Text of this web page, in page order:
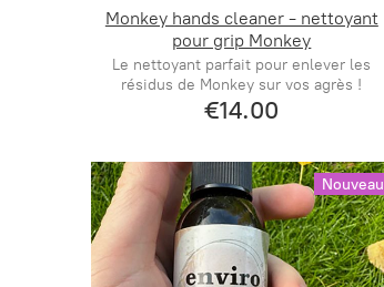
Monkey hands cleaner - nettoyant
pour grip Monkey
Le nettoyant parfait pour enlever les
résidus de Monkey sur vos agrès !
€14.00
Nouveau